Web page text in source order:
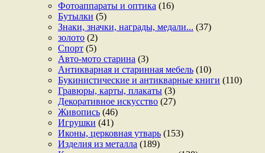
Фотоаппараты и оптика (16)
Бутылки (5)
Знаки, значки, награды, медали... (37)
золото (2)
Спорт (5)
Авто-мото старина (3)
Антикварная и старинная мебель (10)
Букинистические и антикварные книги (110)
Гравюры, карты, плакаты (3)
Декоративное искусство (27)
Живопись (46)
Игрушки (41)
Иконы, церковная утварь (153)
Изделия из металла (189)